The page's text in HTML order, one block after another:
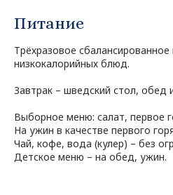
Питание
Трёхразовое
низкокалорийных блюд.
Завтрак – шведский стол,
Выборное меню: салат, первое
На ужин в качестве первого
Чай, кофе, вода (кулер) – без
Детское меню – на обед, ужин.